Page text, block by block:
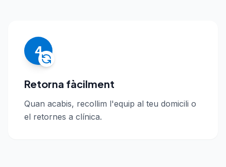
4
Retorna fàcilment
Quan acabis, recollim l'equip al teu domicili o
el retornes a clínica.